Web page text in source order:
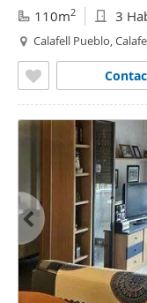
110m2 3
Calafell Pueblo,